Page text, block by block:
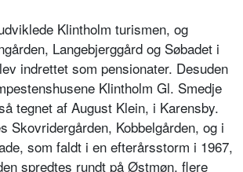
Klintholm turismen, og
Langebjerggård og Søbadet i
indrettet som pensionater. Desuden
Klintholm Gl. Smedje
tegnet af August Klein, i Karensby.
Skovridergården, Kobbelgården, og i
som faldt i en efterårsstorm i 1967,
spredtes rundt på Østmøn, flere